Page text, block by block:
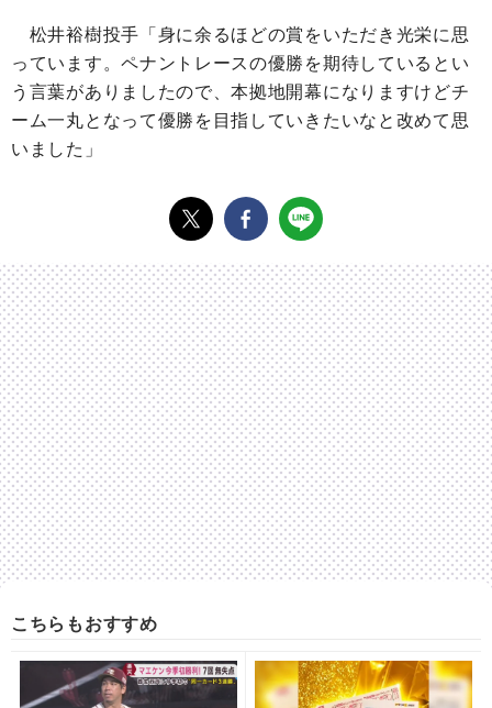
松井裕樹投手「身に余るほどの賞をいただき光栄に思
っています。ペナントレースの優勝を期待しているとい
う言葉がありましたので、本拠地開幕になりますけどチ
ーム一丸となって優勝を目指していきたいなと改めて思
いました」
こちらもおすすめ